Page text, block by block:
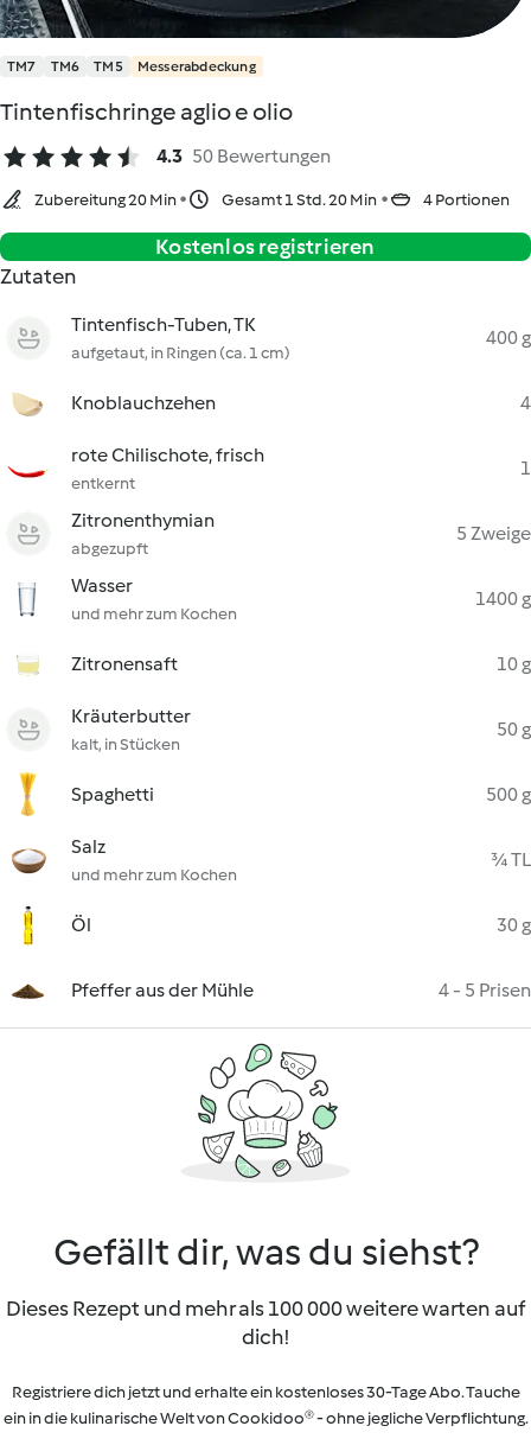
TM7 TM6 TM5 Messerabdeckung
Tintenfischringe aglio e olio
4.3 50 Bewertungen
Zubereitung 20 Min Gesamt 1 Std. 20 Min 4 Portionen
Kostenlos registrieren
Zutaten
Tintenfisch-Tuben, TK
aufgetaut, in Ringen (ca. 1 cm)
400 g
Knoblauchzehen 4
rote Chilischote, frisch
entkernt
1
Zitronenthymian
abgezupft
5 Zweige
Wasser
und mehr zum Kochen
1400 g
Zitronensaft 10 g
Kräuterbutter
kalt, in Stücken
50 g
Spaghetti 500 g
Salz
und mehr zum Kochen
¾ TL
Öl 30 g
Pfeffer aus der Mühle 4 - 5 Prisen
Gefällt dir, was du siehst?
Dieses Rezept und mehr als 100 000 weitere warten auf
dich!
Registriere dich jetzt und erhalte ein kostenloses 30-Tage Abo. Tauche
ein in die kulinarische Welt von Cookidoo® - ohne jegliche Verpflichtung.